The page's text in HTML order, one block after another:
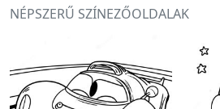
NÉPSZERŰ SZÍNEZŐOLDALAK